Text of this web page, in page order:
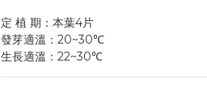
定 植 期：本葉4片
發芽適溫：20~30℃
生長適溫：22~30℃